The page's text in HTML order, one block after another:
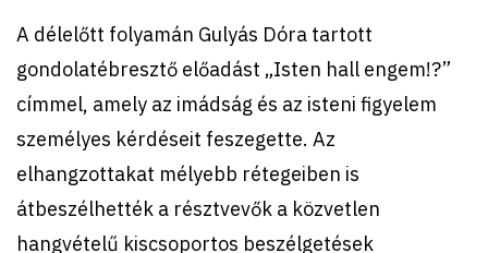
A délelőtt folyamán Gulyás Dóra tartott
gondolatébresztő előadást „Isten hall engem!?”
címmel, amely az imádság és az isteni figyelem
személyes kérdéseit feszegette. Az
elhangzottakat mélyebb rétegeiben is
átbeszélhették a résztvevők a közvetlen
hangvételű kiscsoportos beszélgetések